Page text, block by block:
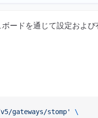
ードを通じて設定およ
gateways/stomp'
\